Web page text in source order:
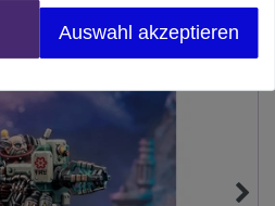
Auswahl akzeptieren